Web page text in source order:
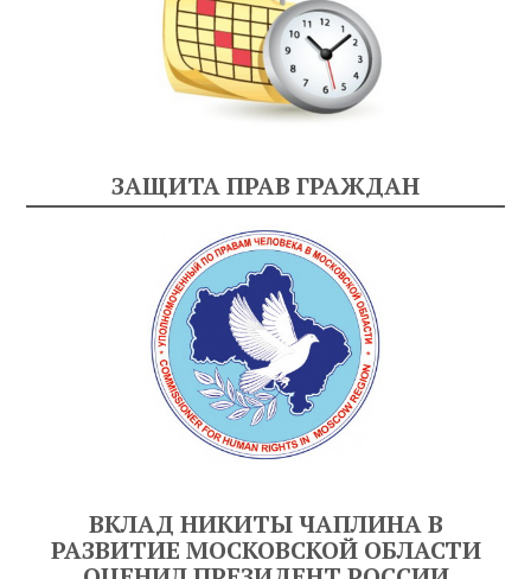
ЗАЩИТА ПРАВ ГРАЖДАН
ВКЛАД НИКИТЫ ЧАПЛИНА В
РАЗВИТИЕ МОСКОВСКОЙ ОБЛАСТИ